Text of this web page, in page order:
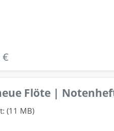
€
Flöte |
(11 MB)